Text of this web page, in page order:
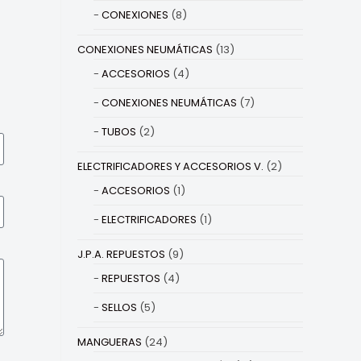
CONEXIONES (8)
CONEXIONES NEUMÁTICAS (13)
ACCESORIOS (4)
CONEXIONES NEUMÁTICAS (7)
TUBOS (2)
ELECTRIFICADORES Y ACCESORIOS V. (2)
ACCESORIOS (1)
ELECTRIFICADORES (1)
J.P.A. REPUESTOS (9)
REPUESTOS (4)
SELLOS (5)
MANGUERAS (24)